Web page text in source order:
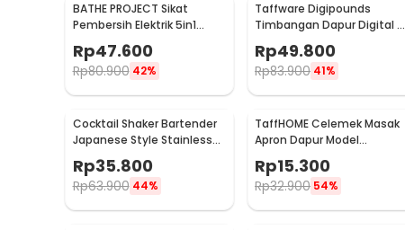
BATHE PROJECT Sikat
Pembersih Elektrik 5in1
Magic Brush Rechargeable
- WQ8110
Rp47.600
Rp80.900 42%
Taffware Digipounds
Timbangan Dapur Digital 6
Satuan 1kg 0.1g - i2000
Rp49.800
Rp83.900 41%
Cocktail Shaker Bartender
Japanese Style Stainless
Steel 200ml
Rp35.800
Rp63.900 44%
TaffHOME Celemek Masak
Apron Dapur Model
Kantong Pola Spatula -
JJ41
Rp15.300
Rp32.900 54%